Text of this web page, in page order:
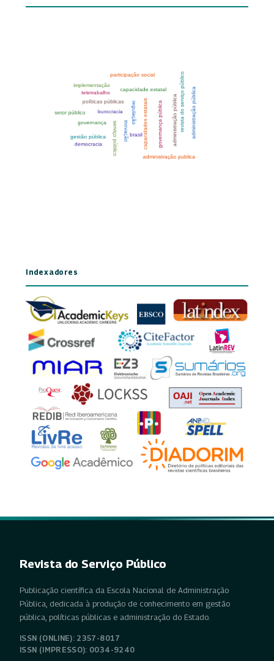
Indexadores
Revista do Serviço Público
Publicação científica da Escola Nacional de Administração
Pública, dedicada à produção de conhecimento em gestão
pública, políticas públicas e administração do Estado.
ISSN (ONLINE): 2357-8017
ISSN (IMPRESSO): 0034-9240